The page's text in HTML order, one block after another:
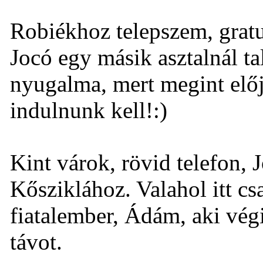
Robiékhoz telepszem,
Jocó egy másik asztalnál
nyugalma, mert megint
indulnunk kell!:)
Kint várok, rövid telefon,
Kősziklához. Valahol itt
fiatalember, Ádám, aki
távot.